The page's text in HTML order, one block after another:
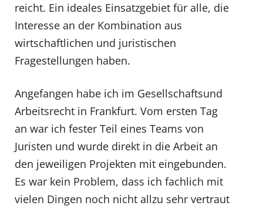
reicht. Ein ideales Einsatzgebiet für alle, die
Interesse an der Kombination aus
wirtschaftlichen und juristischen
Fragestellungen haben.
Angefangen habe ich im Gesellschaftsund
Arbeitsrecht in Frankfurt. Vom ersten Tag
an war ich fester Teil eines Teams von
Juristen und wurde direkt in die Arbeit an
den jeweiligen Projekten mit eingebunden.
Es war kein Problem, dass ich fachlich mit
vielen Dingen noch nicht allzu sehr vertraut